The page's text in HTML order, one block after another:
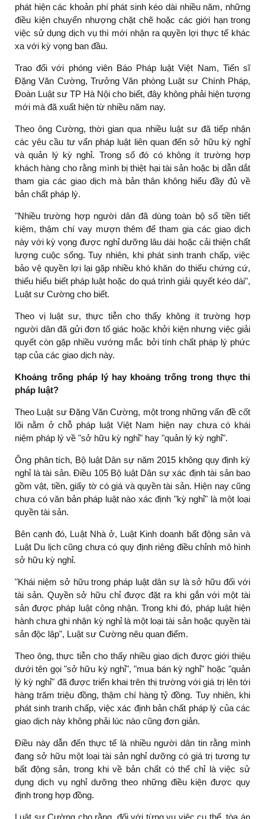
phát hiện các khoản phí phát sinh kéo dài nhiều năm, những
điều kiện chuyển nhượng chặt chẽ hoặc các giới hạn trong
việc sử dụng dịch vụ thì mới nhận ra quyền lợi thực tế khác
xa với kỳ vọng ban đầu.
Trao đổi với phóng viên Báo Pháp luật Việt Nam, Tiến sĩ
Đặng Văn Cường, Trưởng Văn phòng Luật sư Chính Pháp,
Đoàn Luật sư TP Hà Nội cho biết, đây không phải hiện tượng
mới mà đã xuất hiện từ nhiều năm nay.
Theo ông Cường, thời gian qua nhiều luật sư đã tiếp nhận
các yêu cầu tư vấn pháp luật liên quan đến sở hữu kỳ nghỉ
và quản lý kỳ nghỉ. Trong số đó có không ít trường hợp
khách hàng cho rằng mình bị thiệt hại tài sản hoặc bị dẫn dắt
tham gia các giao dịch mà bản thân không hiểu đầy đủ về
bản chất pháp lý.
"Nhiều trường hợp người dân đã dùng toàn bộ số tiền tiết
kiệm, thậm chí vay mượn thêm để tham gia các giao dịch
này với kỳ vọng được nghỉ dưỡng lâu dài hoặc cải thiện chất
lượng cuộc sống. Tuy nhiên, khi phát sinh tranh chấp, việc
bảo vệ quyền lợi lại gặp nhiều khó khăn do thiếu chứng cứ,
thiếu hiểu biết pháp luật hoặc do quá trình giải quyết kéo dài",
Luật sư Cường cho biết.
Theo vị luật sư, thực tiễn cho thấy không ít trường hợp
người dân đã gửi đơn tố giác hoặc khởi kiện nhưng việc giải
quyết còn gặp nhiều vướng mắc bởi tính chất pháp lý phức
tạp của các giao dịch này.
Khoảng trống pháp lý hay khoảng trống trong thực thi
pháp luật?
Theo Luật sư Đặng Văn Cường, một trong những vấn đề cốt
lõi nằm ở chỗ pháp luật Việt Nam hiện nay chưa có khái
niệm pháp lý về "sở hữu kỳ nghỉ" hay "quản lý kỳ nghỉ".
Ông phân tích, Bộ luật Dân sự năm 2015 không quy định kỳ
nghỉ là tài sản. Điều 105 Bộ luật Dân sự xác định tài sản bao
gồm vật, tiền, giấy tờ có giá và quyền tài sản. Hiện nay cũng
chưa có văn bản pháp luật nào xác định "kỳ nghỉ" là một loại
quyền tài sản.
Bên cạnh đó, Luật Nhà ở, Luật Kinh doanh bất động sản và
Luật Du lịch cũng chưa có quy định riêng điều chỉnh mô hình
sở hữu kỳ nghỉ.
"Khái niệm sở hữu trong pháp luật dân sự là sở hữu đối với
tài sản. Quyền sở hữu chỉ được đặt ra khi gắn với một tài
sản được pháp luật công nhận. Trong khi đó, pháp luật hiện
hành chưa ghi nhận kỳ nghỉ là một loại tài sản hoặc quyền tài
sản độc lập", Luật sư Cường nêu quan điểm.
Theo ông, thực tiễn cho thấy nhiều giao dịch được giới thiệu
dưới tên gọi "sở hữu kỳ nghỉ", "mua bán kỳ nghỉ" hoặc "quản
lý kỳ nghỉ" đã được triển khai trên thị trường với giá trị lên tới
hàng trăm triệu đồng, thậm chí hàng tỷ đồng. Tuy nhiên, khi
phát sinh tranh chấp, việc xác định bản chất pháp lý của các
giao dịch này không phải lúc nào cũng đơn giản.
Điều này dẫn đến thực tế là nhiều người dân tin rằng mình
đang sở hữu một loại tài sản nghỉ dưỡng có giá trị tương tự
bất động sản, trong khi về bản chất có thể chỉ là việc sử
dụng dịch vụ nghỉ dưỡng theo những điều kiện được quy
định trong hợp đồng.